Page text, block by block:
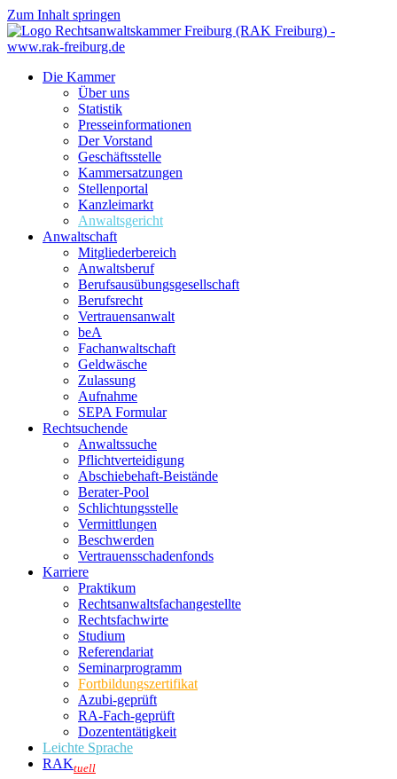
Zum Inhalt springen
Die Kammer
Über uns
Statistik
Presseinformationen
Der Vorstand
Geschäftsstelle
Kammersatzungen
Stellenportal
Kanzleimarkt
Anwaltsgericht
Anwaltschaft
Mitgliederbereich
Anwaltsberuf
Berufsausübungs­gesellschaft
Berufsrecht
Vertrauensanwalt
beA
Fachanwaltschaft
Geldwäsche
Zulassung
Aufnahme
SEPA Formular
Rechtsuchende
Anwaltssuche
Pflichtverteidigung
Abschiebehaft-Beistände
Berater-Pool
Schlichtungsstelle
Vermittlungen
Beschwerden
Vertrauensschadenfonds
Karriere
Praktikum
Rechtsanwalts­fachangestellte
Rechtsfachwirte
Studium
Referendariat
Seminarprogramm
Fortbildungszertifikat
Azubi-geprüft
RA-Fach-geprüft
Dozententätigkeit
Leichte Sprache
RAKtuell